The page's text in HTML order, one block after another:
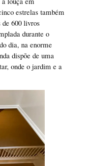
estrelas também
600 livros
durante o
dia, na enorme
dispõe de uma
onde o jardim e a